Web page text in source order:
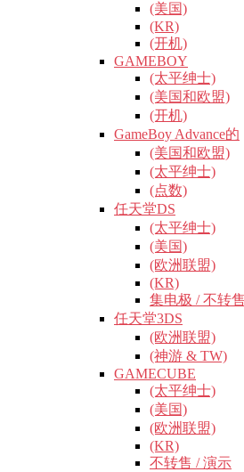
(美国)
(KR)
(开机)
GAMEBOY
(太平绅士)
(美国和欧盟)
(开机)
GameBoy Advance的
(美国和欧盟)
(太平绅士)
(点数)
任天堂DS
(太平绅士)
(美国)
(欧洲联盟)
(KR)
集电极 / 不转售
任天堂3DS
(欧洲联盟)
(神游 & TW)
GAMECUBE
(太平绅士)
(美国)
(欧洲联盟)
(KR)
不转售 / 演示